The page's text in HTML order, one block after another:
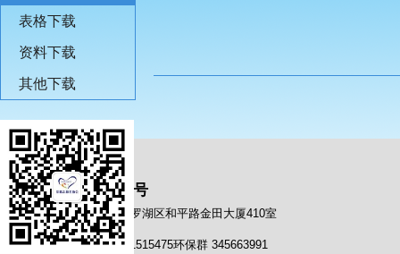
表格下载
资料下载
其他下载
粤ICP备15107392-1号
联络处地址：深圳市罗湖区和平路金田大厦410室
QQ总群：活动群 161515475环保群 345663991